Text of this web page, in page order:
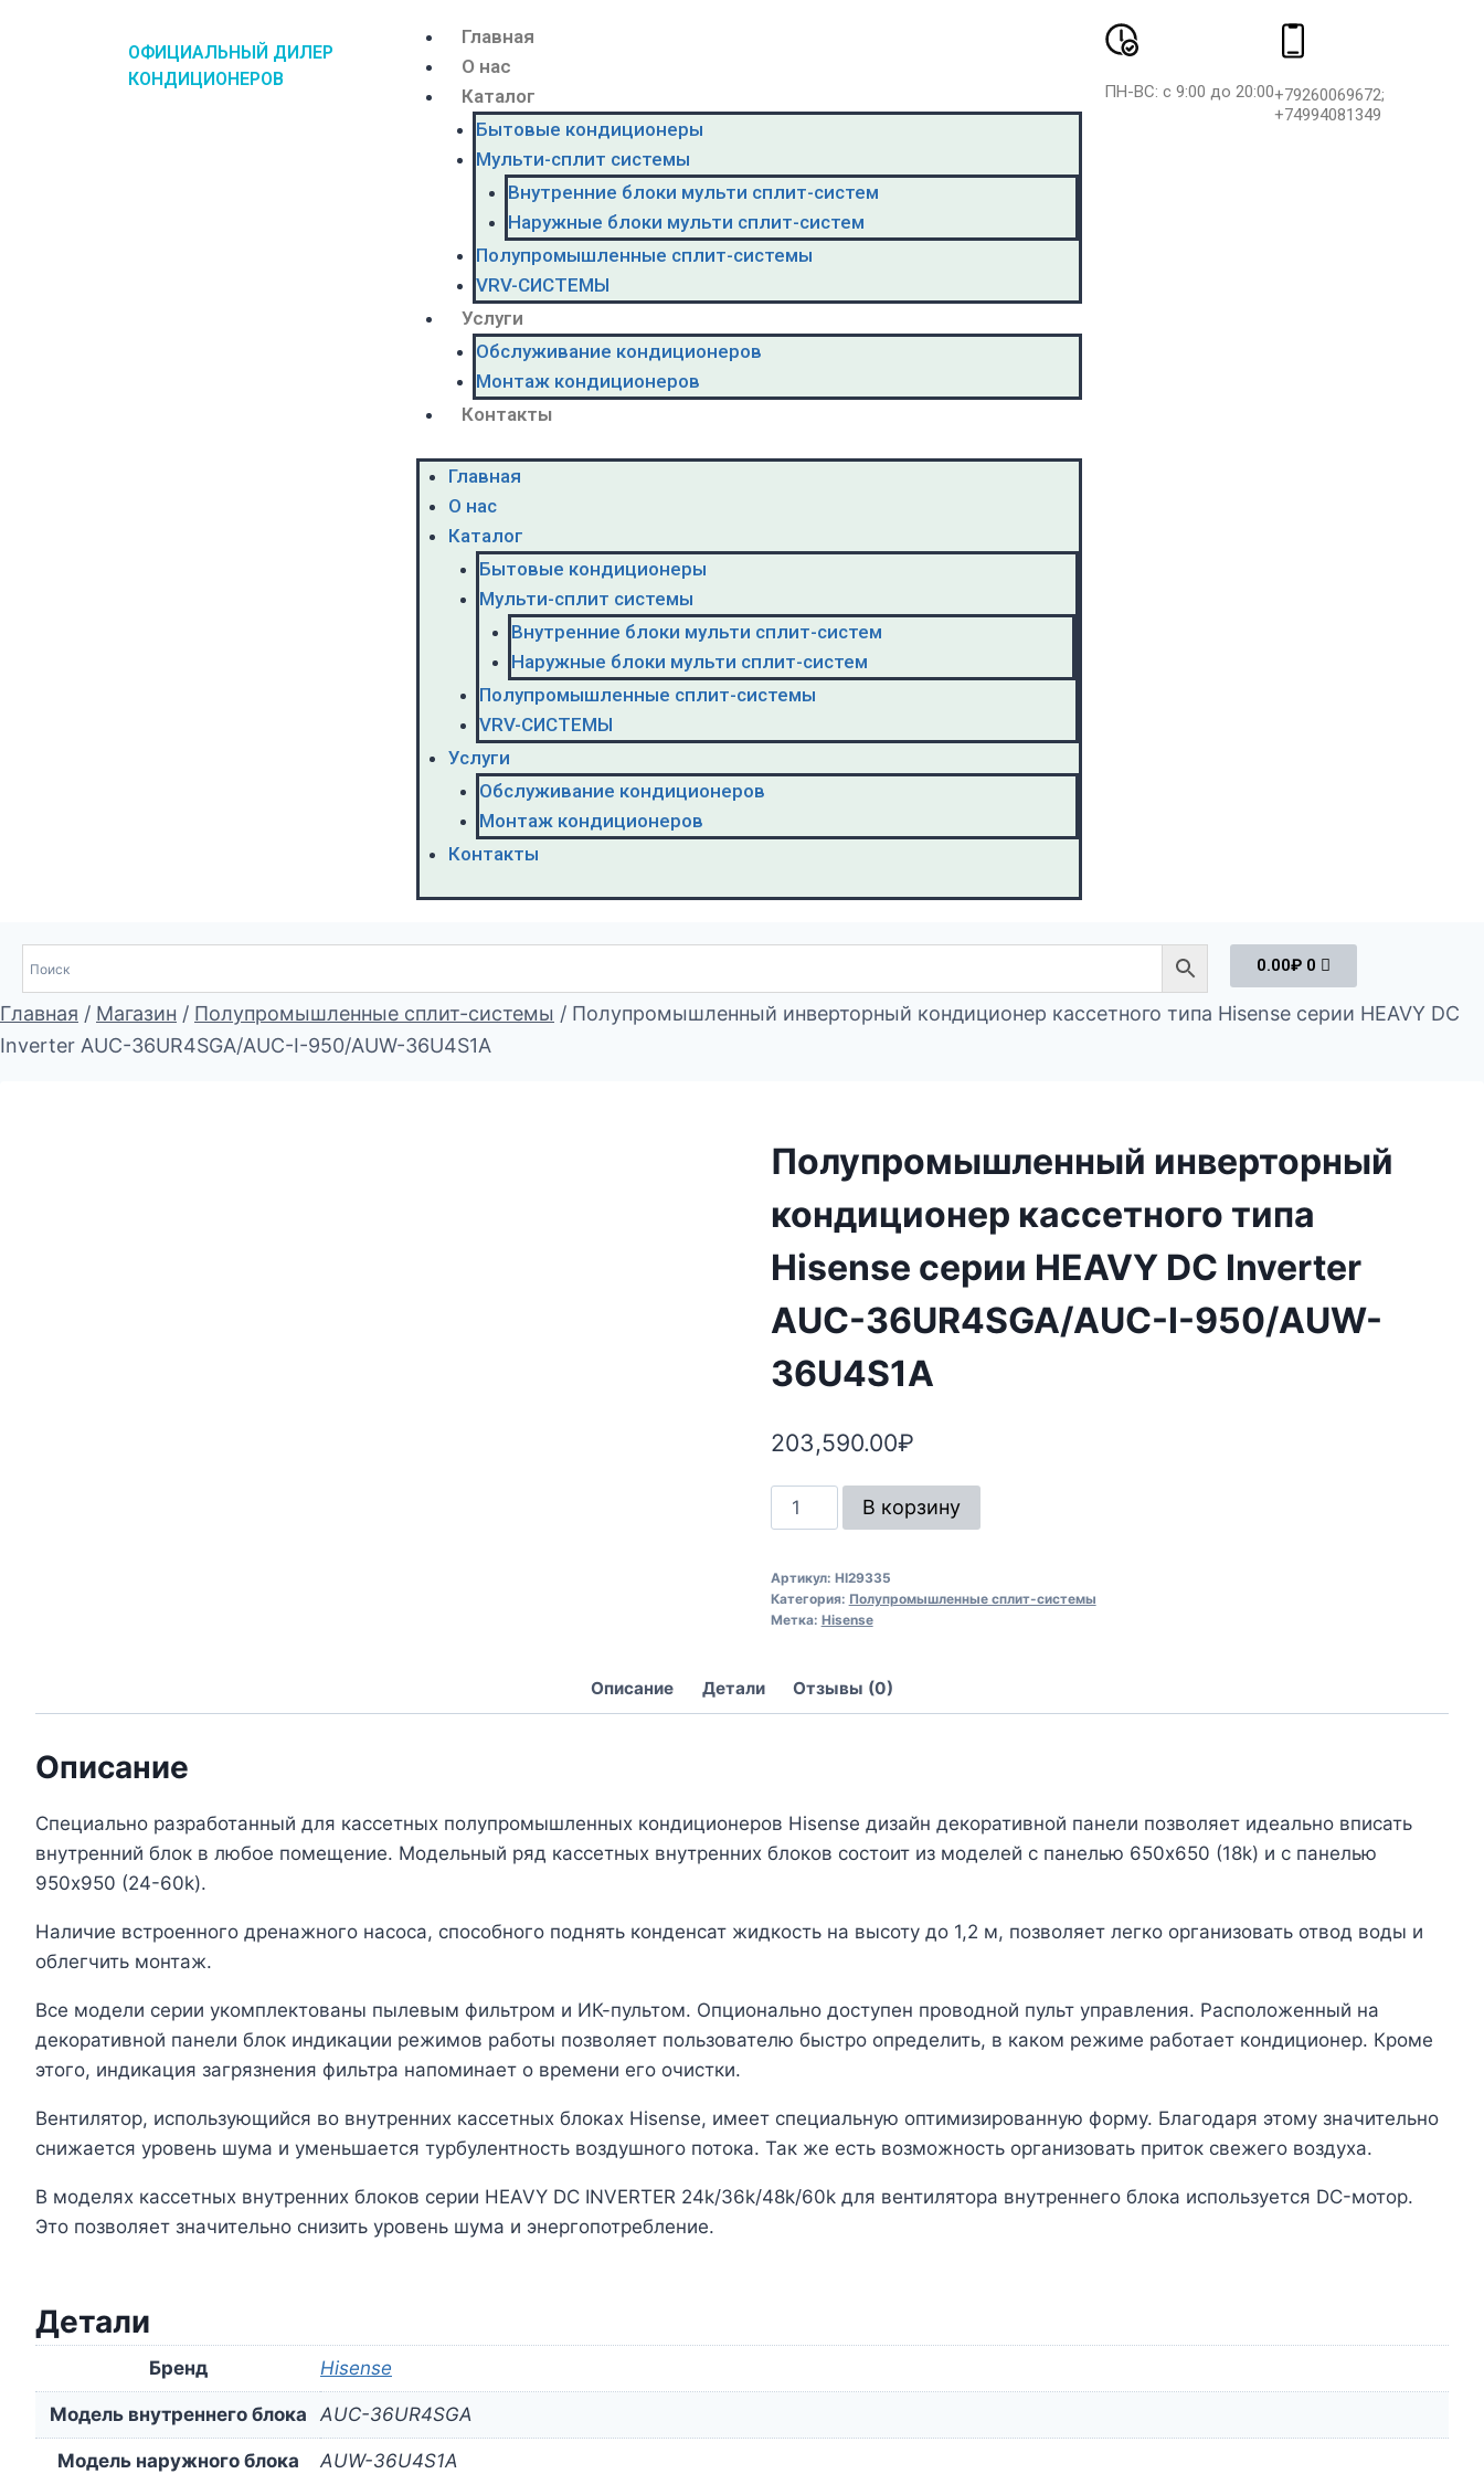
ОФИЦИАЛЬНЫЙ ДИЛЕР
КОНДИЦИОНЕРОВ
Главная
О нас
Каталог
Бытовые кондиционеры
Мульти-сплит системы
Внутренние блоки мульти сплит-систем
Наружные блоки мульти сплит-систем
Полупромышленные сплит-системы
VRV-CИСТЕМЫ
Услуги
Обслуживание кондиционеров
Монтаж кондиционеров
Контакты
Главная
О нас
Каталог
Бытовые кондиционеры
Мульти-сплит системы
Внутренние блоки мульти сплит-систем
Наружные блоки мульти сплит-систем
Полупромышленные сплит-системы
VRV-CИСТЕМЫ
Услуги
Обслуживание кондиционеров
Монтаж кондиционеров
Контакты
ПН-ВС: с 9:00 до 20:00+79260069672;
+74994081349
0.00₽ 0
Главная / Магазин / Полупромышленные сплит-системы / Полупромышленный инверторный кондиционер кассетного типа Hisense серии HEAVY DC
Inverter AUC-36UR4SGA/AUC-I-950/AUW-36U4S1A
Полупромышленный инверторный
кондиционер кассетного типа
Hisense серии HEAVY DC Inverter
AUC-36UR4SGA/AUC-I-950/AUW-
36U4S1A
203,590.00₽
В корзину
Артикул: HI29335
Категория: Полупромышленные сплит-системы
Метка: Hisense
Описание Детали Отзывы (0)
Описание
Специально разработанный для кассетных полупромышленных кондиционеров Hisense дизайн декоративной панели позволяет идеально вписать
внутренний блок в любое помещение. Модельный ряд кассетных внутренних блоков состоит из моделей с панелью 650х650 (18k) и с панелью
950х950 (24-60k).
Наличие встроенного дренажного насоса, способного поднять конденсат жидкость на высоту до 1,2 м, позволяет легко организовать отвод воды и
облегчить монтаж.
Все модели серии укомплектованы пылевым фильтром и ИК-пультом. Опционально доступен проводной пульт управления. Расположенный на
декоративной панели блок индикации режимов работы позволяет пользователю быстро определить, в каком режиме работает кондиционер. Кроме
этого, индикация загрязнения фильтра напоминает о времени его очистки.
Вентилятор, использующийся во внутренних кассетных блоках Hisense, имеет специальную оптимизированную форму. Благодаря этому значительно
снижается уровень шума и уменьшается турбулентность воздушного потока. Так же есть возможность организовать приток свежего воздуха.
В моделях кассетных внутренних блоков серии HEAVY DC INVERTER 24k/36k/48k/60k для вентилятора внутреннего блока используется DC-мотор.
Это позволяет значительно снизить уровень шума и энергопотребление.
Детали
Бренд Hisense
Модель внутреннего блока AUC-36UR4SGA
Модель наружного блока AUW-36U4S1A